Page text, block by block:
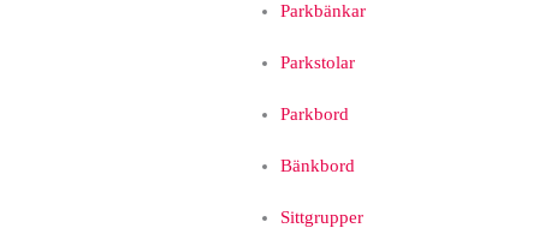
Parkbänkar
Parkstolar
Parkbord
Bänkbord
Sittgrupper